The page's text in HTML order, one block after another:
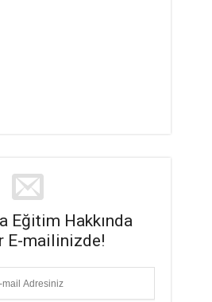
Eğitim Hakkında
E-mailinizde!